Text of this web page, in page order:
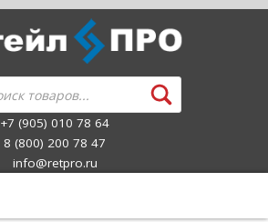
+7 (905) 010 78 64
8 (800) 200 78 47
info@retpro.ru